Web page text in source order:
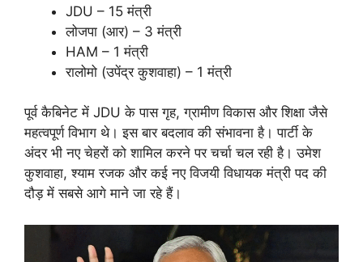
JDU – 15 मंत्री
लोजपा (आर) – 3 मंत्री
HAM – 1 मंत्री
रालोमो (उपेंद्र कुशवाहा) – 1 मंत्री
पूर्व कैबिनेट में JDU के पास गृह, ग्रामीण विकास और शिक्षा जैसे
महत्वपूर्ण विभाग थे। इस बार बदलाव की संभावना है। पार्टी के
अंदर भी नए चेहरों को शामिल करने पर चर्चा चल रही है। उमेश
कुशवाहा, श्याम रजक और कई नए विजयी विधायक मंत्री पद की
दौड़ में सबसे आगे माने जा रहे हैं।